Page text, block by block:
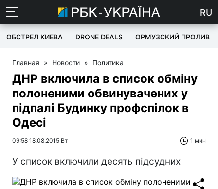
RU
ОБСТРЕЛ КИЕВА DRONE DEALS ОРМУЗСКИЙ ПРОЛИВ
Главная » Новости » Политика
ДНР включила в список обміну
полоненими обвинувачених у
підпалі Будинку профспілок в
Одесі
09:58 18.08.2015 Вт 1 мин
У список включили десять підсудних